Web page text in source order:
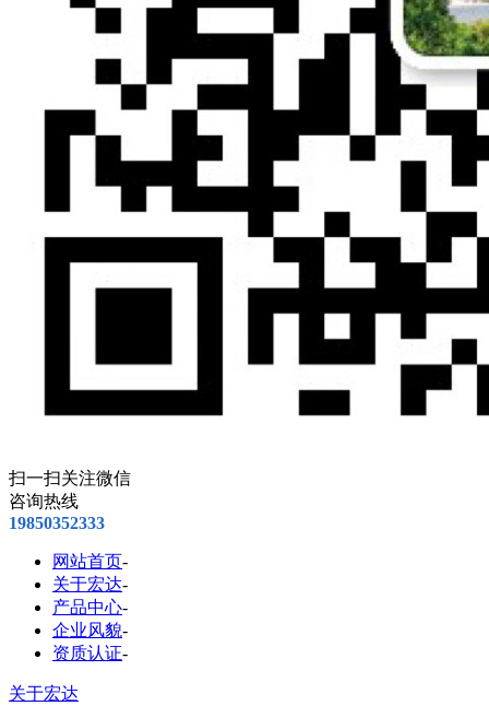
扫一扫关注微信
咨询热线
19850352333
网站首页-
关于宏达-
产品中心-
企业风貌-
资质认证-
关于宏达